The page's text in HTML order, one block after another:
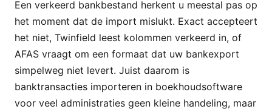
Een verkeerd bankbestand herkent u meestal pas op
het moment dat de import mislukt. Exact accepteert
het niet, Twinfield leest kolommen verkeerd in, of
AFAS vraagt om een formaat dat uw bankexport
simpelweg niet levert. Juist daarom is
banktransacties importeren in boekhoudsoftware
voor veel administraties geen kleine handeling, maar